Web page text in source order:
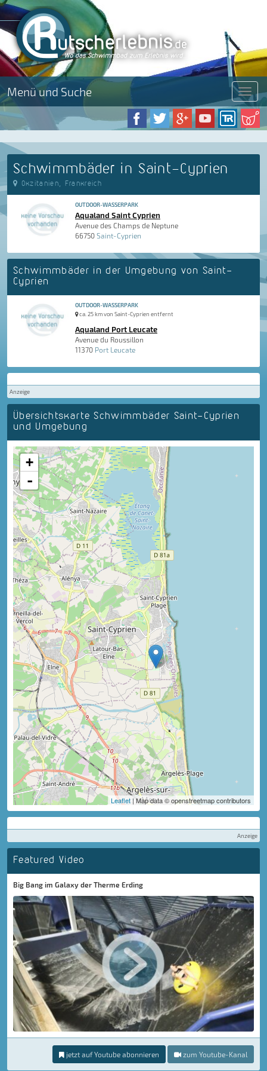
Menü und Suche Menü
Schwimmbäder in Saint-Cyprien
Okzitanien, Frankreich
OUTDOOR-WASSERPARK
Aqualand Saint Cyprien
Avenue des Champs de Neptune
66750 Saint-Cyprien
Schwimmbäder in der Umgebung von Saint-
Cyprien
OUTDOOR-WASSERPARK
ca. 25 km von Saint-Cyprien entfernt
Aqualand Port Leucate
Avenue du Roussillon
11370 Port Leucate
Anzeige
Übersichtskarte Schwimmbäder Saint-Cyprien
und Umgebung
+
-
Leaflet| Map data © openstreetmap contributors
Anzeige
Featured Video
Big Bang im Galaxy der Therme Erding
jetzt auf Youtube abonnieren zum Youtube-Kanal